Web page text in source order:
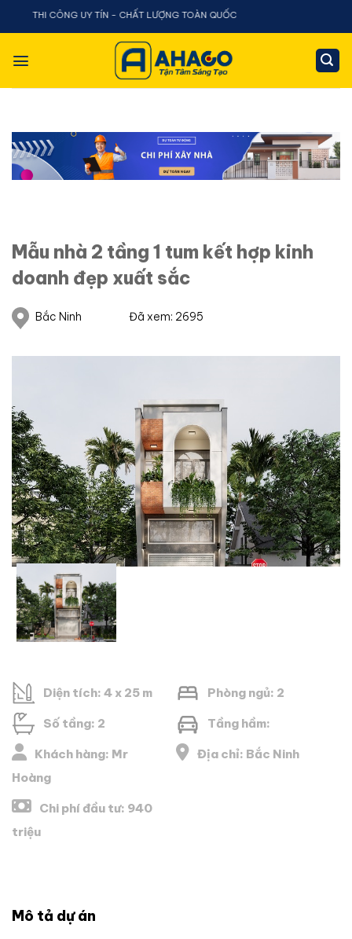
Chuyển
dung
THI CÔNG UY TÍN - CHẤT LƯỢNG TOÀN QUỐC
Mẫu nhà 2 tầng 1 tum kết hợp kinh
doanh đẹp xuất sắc
Bắc Ninh Đã xem: 2695
Diện tích: 4 x 25 m Phòng ngủ: 2
Số tầng: 2 Tầng hầm:
Khách hàng: Mr
Hoàng
Địa chỉ: Bắc Ninh
Chi phí đầu tư: 940
triệu
Mô tả dự án